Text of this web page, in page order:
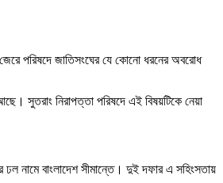
জেরে পরিষদে জাতিসংঘের যে কোনো ধরনের অবরোধ
সুতরাং নিরাপত্তা পরিষদে এই বিষয়টিকে নেয়া
ঢল নামে বাংলাদেশ সীমান্তে। দুই দফার এ সহিংসতায়